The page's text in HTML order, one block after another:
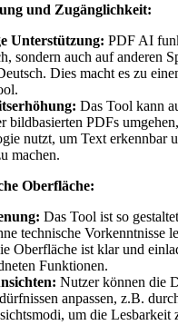
und Zugänglichkeit:
Unterstützung: PDF AI
sondern auch auf anderen
Dies macht es zu
Das Tool kann
bildbasierten PDFs
nutzt, um Text erkennbar
machen.
Oberfläche:
Das Tool ist so
technische Vorkenntnisse
Oberfläche ist klar und
Funktionen.
Nutzer können die
anpassen, z.B.
um die Lesbarkeit